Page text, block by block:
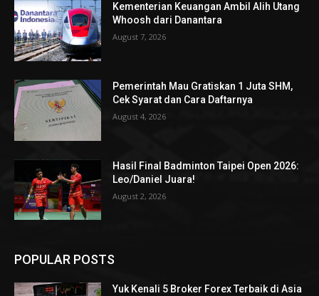
Kementerian Keuangan Ambil Alih Utang
Whoosh dari Danantara
August 7, 2026
Pemerintah Mau Gratiskan 1 Juta SHM,
Cek Syarat dan Cara Daftarnya
August 4, 2026
Hasil Final Badminton Taipei Open 2026:
Leo/Daniel Juara!
August 2, 2026
POPULAR POSTS
Yuk Kenali 5 Broker Forex Terbaik di Asia